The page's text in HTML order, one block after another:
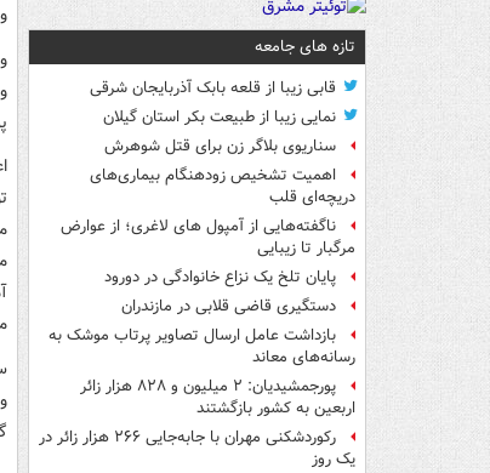
تازه های جامعه
قابی زیبا از قلعه بابک آذربایجان شرقی
نمایی زیبا از طبیعت بکر استان گیلان
سناریوی بلاگر زن برای قتل شوهرش
اهمیت تشخیص زودهنگام بیماری‌های
دریچه‌ای قلب
ناگفته‌هایی از آمپول های لاغری؛ از عوارض
مرگبار تا زیبایی
پایان تلخ یک نزاع خانوادگی در دورود
دستگیری قاضی قلابی در مازندران
بازداشت عامل ارسال تصاویر پرتاب موشک به
رسانه‌های معاند
پورجمشیدیان: ۲ میلیون و ۸۲۸ هزار زائر
اربعین به کشور بازگشتند
رکوردشکنی مهران با جابه‌جایی ۲۶۶ هزار زائر در
یک روز